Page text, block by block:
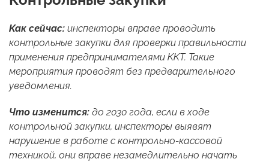
Как сейчас: инспекторы вправе проводить
контрольные закупки для проверки правильности
применения предпринимателями ККТ. Такие
мероприятия проводят без предварительного
уведомления.
Что изменится: до 2030 года, если в ходе
контрольной закупки, инспекторы выявят
нарушение в работе с контрольно-кассовой
техникой, они вправе незамедлительно начать